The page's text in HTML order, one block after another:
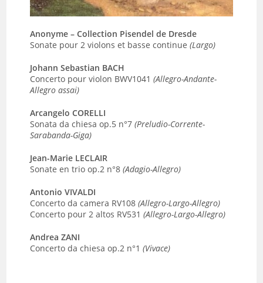
Anonyme – Collection Pisendel de Dresde
Sonate pour 2 violons et basse continue(Largo)
Johann Sebastian BACH
Concerto pour violon BWV1041(Allegro-Andante-
Allegro assai)
Arcangelo CORELLI
Sonata da chiesa op.5 n°7(Preludio-Corrente-
Sarabanda-Giga)
Jean-Marie LECLAIR
Sonate en trio op.2 n°8(Adagio-Allegro)
Antonio VIVALDI
Concerto da camera RV108(Allegro-Largo-Allegro)
Concerto pour 2 altos RV531(Allegro-Largo-Allegro)
Andrea ZANI
Concerto da chiesa op.2 n°1(Vivace)